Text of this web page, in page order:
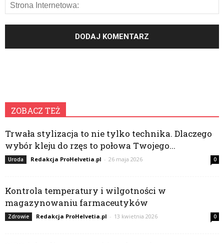
ZOBACZ TEŻ
Trwała stylizacja to nie tylko technika. Dlaczego
wybór kleju do rzęs to połowa Twojego...
Uroda Redakcja ProHelvetia.pl - 26 maja 2026 0
Kontrola temperatury i wilgotności w
magazynowaniu farmaceutyków
Zdrowie Redakcja ProHelvetia.pl - 13 kwietnia 2026 0